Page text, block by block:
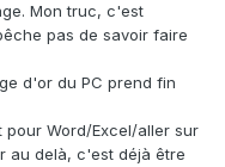
Mon truc, c'est
pas de savoir faire
d'or du PC prend fin
pour Word/Excel/aller sur
au delà, c'est déjà être